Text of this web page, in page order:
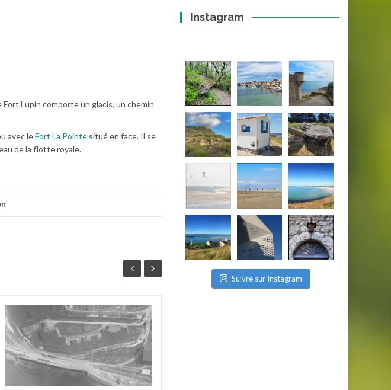
Lupin comporte un glacis, un chemin
avec leFort La Pointe situé en face. Il se
de la flotte royale.
Instagram
Suivre sur Instagram